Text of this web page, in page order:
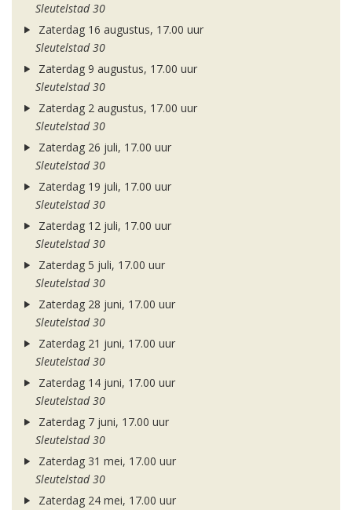
Sleutelstad 30
Zaterdag 16 augustus, 17.00 uur
Sleutelstad 30
Zaterdag 9 augustus, 17.00 uur
Sleutelstad 30
Zaterdag 2 augustus, 17.00 uur
Sleutelstad 30
Zaterdag 26 juli, 17.00 uur
Sleutelstad 30
Zaterdag 19 juli, 17.00 uur
Sleutelstad 30
Zaterdag 12 juli, 17.00 uur
Sleutelstad 30
Zaterdag 5 juli, 17.00 uur
Sleutelstad 30
Zaterdag 28 juni, 17.00 uur
Sleutelstad 30
Zaterdag 21 juni, 17.00 uur
Sleutelstad 30
Zaterdag 14 juni, 17.00 uur
Sleutelstad 30
Zaterdag 7 juni, 17.00 uur
Sleutelstad 30
Zaterdag 31 mei, 17.00 uur
Sleutelstad 30
Zaterdag 24 mei, 17.00 uur